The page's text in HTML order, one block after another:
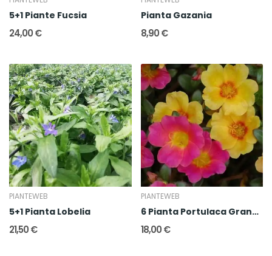
5+1 Piante Fucsia
24,00 €
Pianta Gazania
8,90 €
PIANTEWEB
5+1 Pianta Lobelia
21,50 €
PIANTEWEB
6 Pianta Portulaca Grandiflora
18,00 €